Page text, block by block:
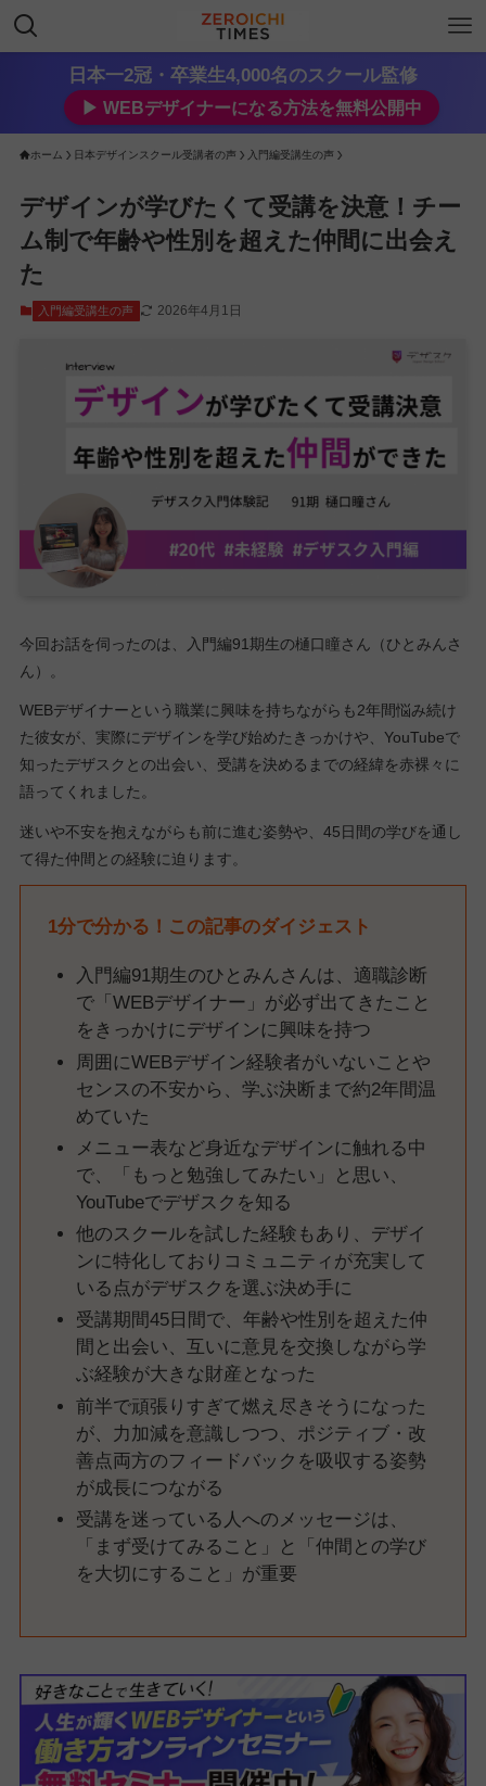
日本一2冠・卒業生4,000名のスクール監修
▶︎ WEBデザイナーになる方法を無料公開中
ホーム 日本デザインスクール受講者の声 入門編受講生の声
デザインが学びたくて受講を決意！チー
ム制で年齢や性別を超えた仲間に出会え
た
入門編受講生の声 2026年4月1日
今回お話を伺ったのは、入門編91期生の樋口瞳さん（ひとみんさ
ん）。
WEBデザイナーという職業に興味を持ちながらも2年間悩み続け
た彼女が、実際にデザインを学び始めたきっかけや、YouTubeで
知ったデザスクとの出会い、受講を決めるまでの経緯を赤裸々に
語ってくれました。
迷いや不安を抱えながらも前に進む姿勢や、45日間の学びを通し
て得た仲間との経験に迫ります。
1分で分かる！この記事のダイジェスト
入門編91期生のひとみんさんは、適職診断
で「WEBデザイナー」が必ず出てきたこと
をきっかけにデザインに興味を持つ
周囲にWEBデザイン経験者がいないことや
センスの不安から、学ぶ決断まで約2年間温
めていた
メニュー表など身近なデザインに触れる中
で、「もっと勉強してみたい」と思い、
YouTubeでデザスクを知る
他のスクールを試した経験もあり、デザイ
ンに特化しておりコミュニティが充実して
いる点がデザスクを選ぶ決め手に
受講期間45日間で、年齢や性別を超えた仲
間と出会い、互いに意見を交換しながら学
ぶ経験が大きな財産となった
前半で頑張りすぎて燃え尽きそうになった
が、力加減を意識しつつ、ポジティブ・改
善点両方のフィードバックを吸収する姿勢
が成長につながる
受講を迷っている人へのメッセージは、
「まず受けてみること」と「仲間との学び
を大切にすること」が重要